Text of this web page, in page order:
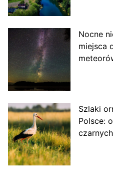
Nocne
miejsca
Szlaki
Polsce: